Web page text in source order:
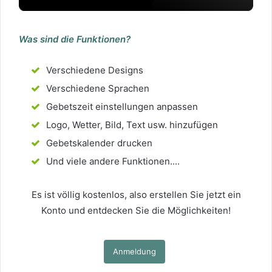
Was sind die Funktionen?
Verschiedene Designs
Verschiedene Sprachen
Gebetszeit einstellungen anpassen
Logo, Wetter, Bild, Text usw. hinzufügen
Gebetskalender drucken
Und viele andere Funktionen....
Es ist völlig kostenlos, also erstellen Sie jetzt ein
Konto und entdecken Sie die Möglichkeiten!
Anmeldung